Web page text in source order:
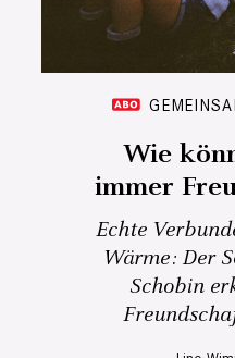
Wie
immer
Echte
Wärme: Der
Schobin